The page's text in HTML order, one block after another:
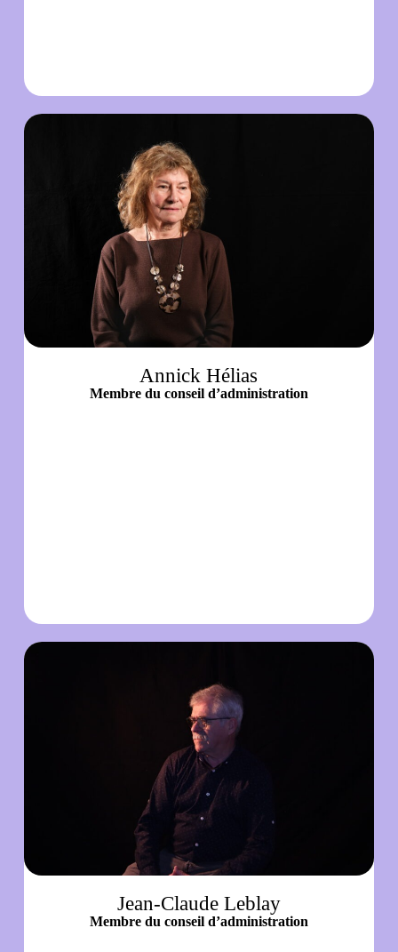
Annick Hélias
Membre du conseil d’administration
Jean-Claude Leblay
Membre du conseil d’administration